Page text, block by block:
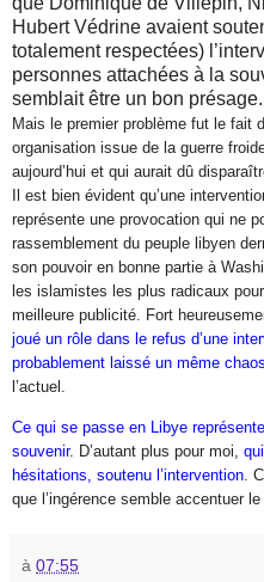
Hubert Védrine avaient
totalement respectées)
personnes attachées à la
semblait être un bon présage.
Mais le premier problème fut le fait
organisation issue de la guerre
aujourd’hui et qui aurait dû
Il est bien évident qu’une
représente une provocation qui ne
rassemblement du peuple libyen
son pouvoir en bonne partie à
les islamistes les plus radicaux
meilleure publicité. Fort
joué un rôle dans le refus d’une
probablement laissé un même chaos
l’actuel.
Ce qui se passe en Libye
souvenir. D’autant plus pour moi,
hésitations, soutenu l’intervention .
que l’ingérence semble accentuer
à 07:55